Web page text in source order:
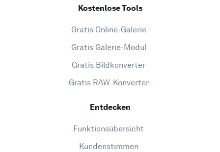
Kostenlose Tools
Gratis Online-Galerie
Gratis Galerie-Modul
Gratis Bildkonverter
Gratis RAW-Konverter
Entdecken
Funktionsübersicht
Kundenstimmen